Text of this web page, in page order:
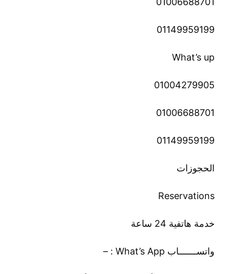
01149959199
What’s up
01004279905
01006688701
01149959199
الحجوزات
Reservations
خدمة هاتفية 24 ساعة
واتســـــــاب What’s App : –